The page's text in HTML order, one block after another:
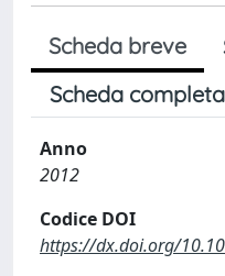
Scheda breve
Scheda
Anno
2012
Codice DOI
https://dx.doi.org/